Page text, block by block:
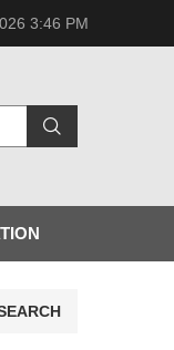
3:46 PM